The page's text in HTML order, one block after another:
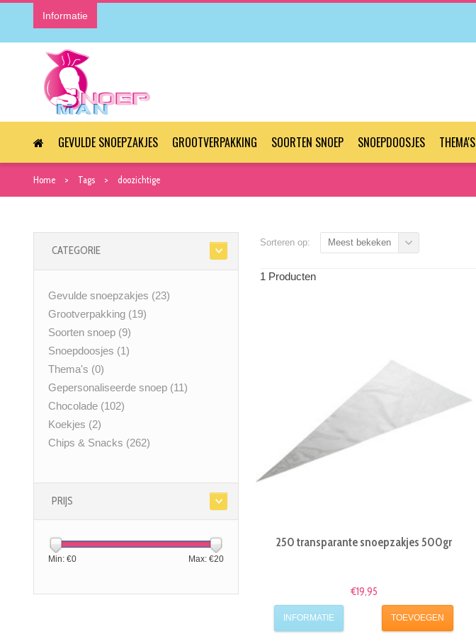
Informatie
GEVULDE SNOEPZAKJES GROOTVERPAKKING SOORTEN SNOEP SNOEPDOOSJES THEMA'S
Home Tags doozichtige
CATEGORIE
Gevulde snoepzakjes (23)
Grootverpakking (19)
Soorten snoep (9)
Snoepdoosjes (1)
Thema's (0)
Gepersonaliseerde snoep (11)
Chocolade (102)
Koekjes (2)
Chips & Snacks (262)
PRIJS
Min: €0 Max: €20
Sorteren op: Meest bekeken
1 Producten
250 transparante snoepzakjes 500gr
€19,95
INFORMATIE TOEVOEGEN